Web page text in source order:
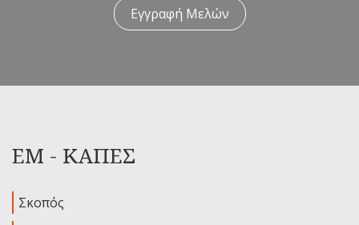
Εγγραφή Μελών
ΕΜ - ΚΑΠΕΣ
Σκοπός